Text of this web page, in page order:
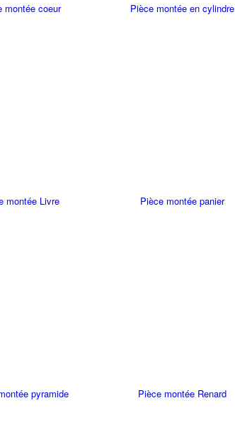
montée coeur Pièce montée en cylindre
montée Livre Pièce montée panier
pyramide Pièce montée Renard